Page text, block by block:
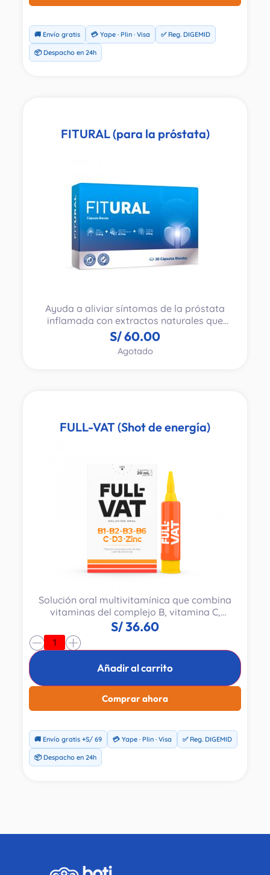
🚚 Envío gratis 💳 Yape · Plin · Visa ✅ Reg. DIGEMID
📦 Despacho en 24h
FITURAL (para la próstata)
Ayuda a aliviar síntomas de la próstata
inflamada con extractos naturales que
mejoran el flujo urinario y reducen la orina
residual. Síntomas urinarios causados por la
hiperplasia prostática benigna (HPB) leve o
S/60.00
Agotado
FULL-VAT (Shot de energía)
Solución oral multivitamínica que combina
vitaminas del complejo B, vitamina C,
vitamina D3 y zinc para apoyar el
metabolismo energético.
S/36.60
-
Añadir al carrito
Comprar ahora
🚚 Envío gratis +S/ 69 💳 Yape · Plin · Visa ✅ Reg. DIGEMID
📦 Despacho en 24h